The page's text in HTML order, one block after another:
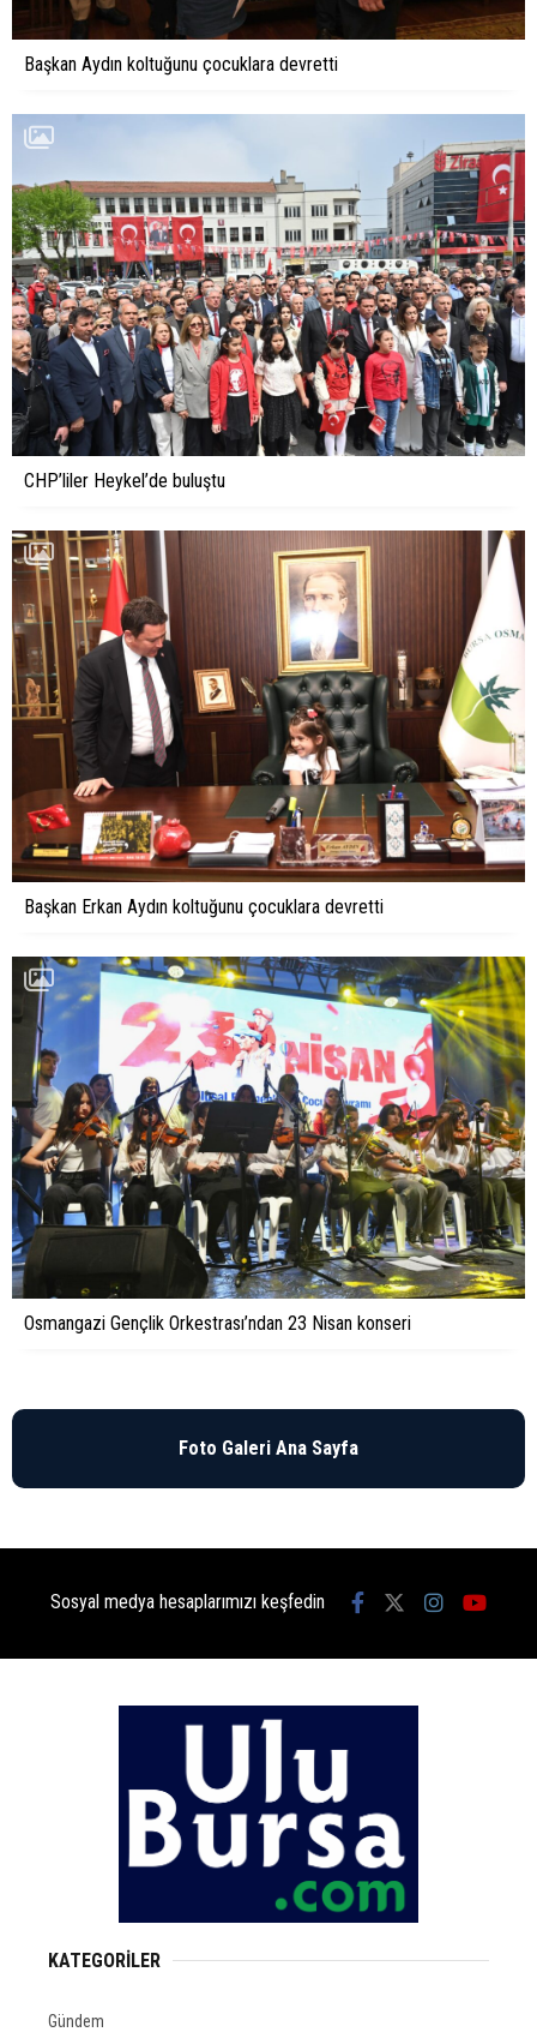
Başkan Aydın koltuğunu çocuklara devretti
CHP’liler Heykel’de buluştu
Başkan Erkan Aydın koltuğunu çocuklara devretti
Osmangazi Gençlik Orkestrası’ndan 23 Nisan konseri
Foto Galeri Ana Sayfa
Sosyal medya hesaplarımızı keşfedin
KATEGORİLER
Gündem